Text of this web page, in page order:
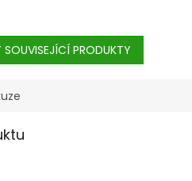
SOUVISEJÍCÍ PRODUKTY